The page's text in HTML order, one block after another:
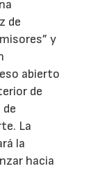
de
y
abierto
de
La
la
hacia